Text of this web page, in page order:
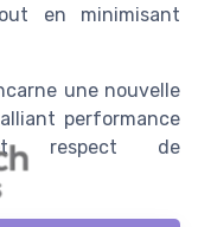
en minimisant
une nouvelle
performance
et respect de